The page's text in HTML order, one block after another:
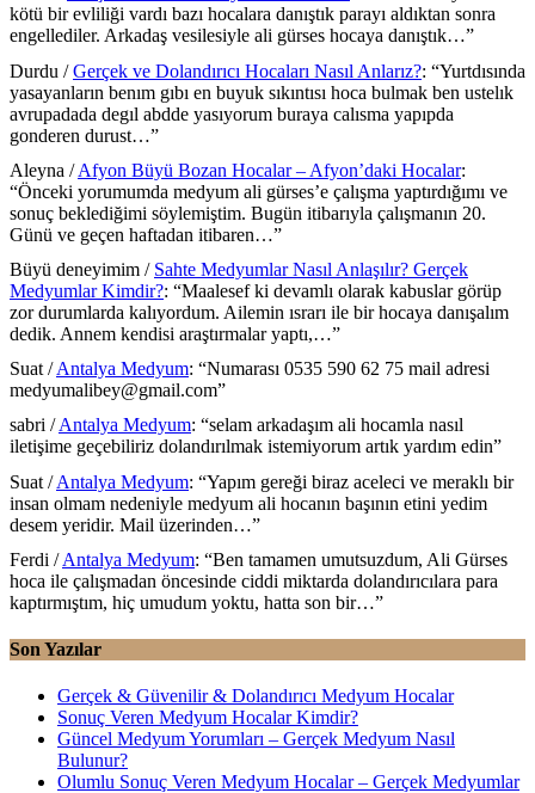
kötü bir evliliği vardı bazı hocalara danıştık parayı aldıktan sonra
engellediler. Arkadaş vesilesiyle ali gürses hocaya danıştık…”
Durdu /Gerçek ve Dolandırıcı Hocaları Nasıl Anlarız?: “Yurtdısında
yasayanların benım gıbı en buyuk sıkıntısı hoca bulmak ben ustelık
avrupadada degıl abdde yasıyorum buraya calısma yapıpda
gonderen durust…”
Aleyna /Afyon Büyü Bozan Hocalar – Afyon’daki Hocalar:
“Önceki yorumumda medyum ali gürses’e çalışma yaptırdığımı ve
sonuç beklediğimi söylemiştim. Bugün itibarıyla çalışmanın 20.
Günü ve geçen haftadan itibaren…”
Büyü deneyimim / Sahte Medyumlar Nasıl Anlaşılır? Gerçek
Medyumlar Kimdir?: “Maalesef ki devamlı olarak kabuslar görüp
zor durumlarda kalıyordum. Ailemin ısrarı ile bir hocaya danışalım
dedik. Annem kendisi araştırmalar yaptı,…”
Suat /Antalya Medyum: “Numarası 0535 590 62 75 mail adresi
medyumalibey@gmail.com”
sabri /Antalya Medyum: “selam arkadaşım ali hocamla nasıl
iletişime geçebiliriz dolandırılmak istemiyorum artık yardım edin”
Suat /Antalya Medyum: “Yapım gereği biraz aceleci ve meraklı bir
insan olmam nedeniyle medyum ali hocanın başının etini yedim
desem yeridir. Mail üzerinden…”
Ferdi /Antalya Medyum: “Ben tamamen umutsuzdum, Ali Gürses
hoca ile çalışmadan öncesinde ciddi miktarda dolandırıcılara para
kaptırmıştım, hiç umudum yoktu, hatta son bir…”
Son Yazılar
Gerçek & Güvenilir & Dolandırıcı Medyum Hocalar
Sonuç Veren Medyum Hocalar Kimdir?
Güncel Medyum Yorumları – Gerçek Medyum Nasıl
Bulunur?
Olumlu Sonuç Veren Medyum Hocalar – Gerçek Medyumlar